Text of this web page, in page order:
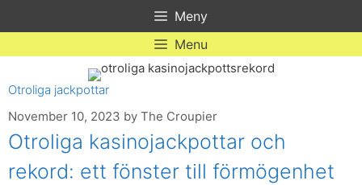
Meny
Menu
Otroliga jackpottar
November 10, 2023 by The Croupier
Otroliga kasinojackpottar och
rekord: ett fönster till förmögenhet